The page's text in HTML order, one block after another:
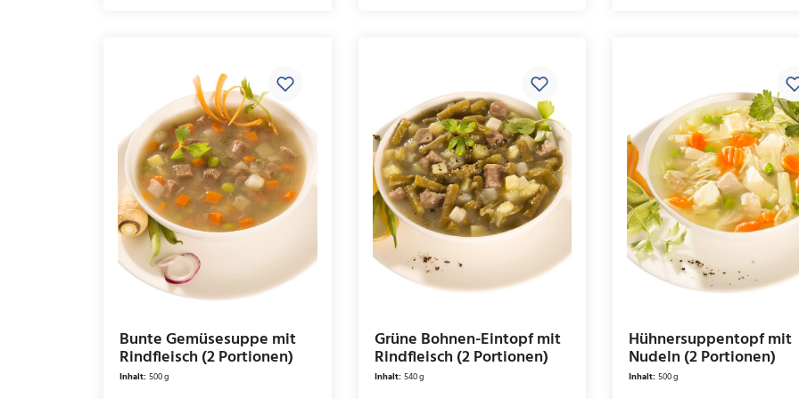
Bunte Gemüsesuppe mit
Rindfleisch (2 Portionen)
Inhalt:500 g
Grüne Bohnen-Eintopf mit
Rindfleisch (2 Portionen)
Inhalt:540 g
Hühnersuppentopf mit
Nudeln (2 Portionen)
Inhalt:500 g